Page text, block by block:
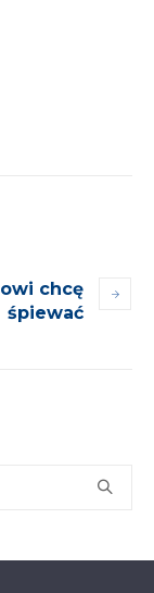
chcę
śpiewać